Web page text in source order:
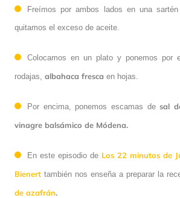
Freímos por ambos lados en una
quitamos el exceso de aceite.
Colocamos en un plato y ponemos por
rodajas, albahaca fresca en hojas.
Por encima, ponemos escamas desal
vinagre balsámico de Módena.
En este episodio de Los 22 minutos de
Bienert también nos enseña a preparar la
de azafrán.